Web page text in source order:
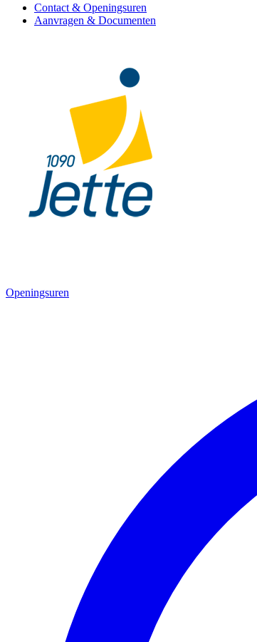
Contact & Openingsuren
Aanvragen & Documenten
Openingsuren